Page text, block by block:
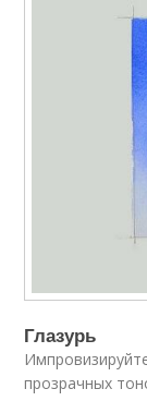
Глазурь
прозрачных